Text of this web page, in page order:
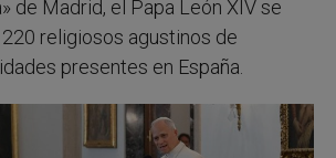
de Madrid, el Papa León XIV se
religiosos agustinos de
presentes en España.